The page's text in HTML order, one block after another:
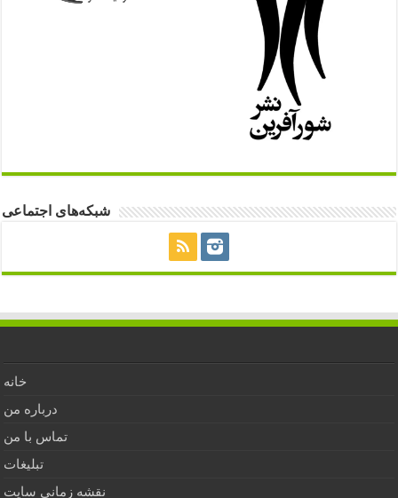
شبکه‌های اجتماعی
خانه
درباره من
تماس با من
تبلیغات
نقشه زمانی سایت